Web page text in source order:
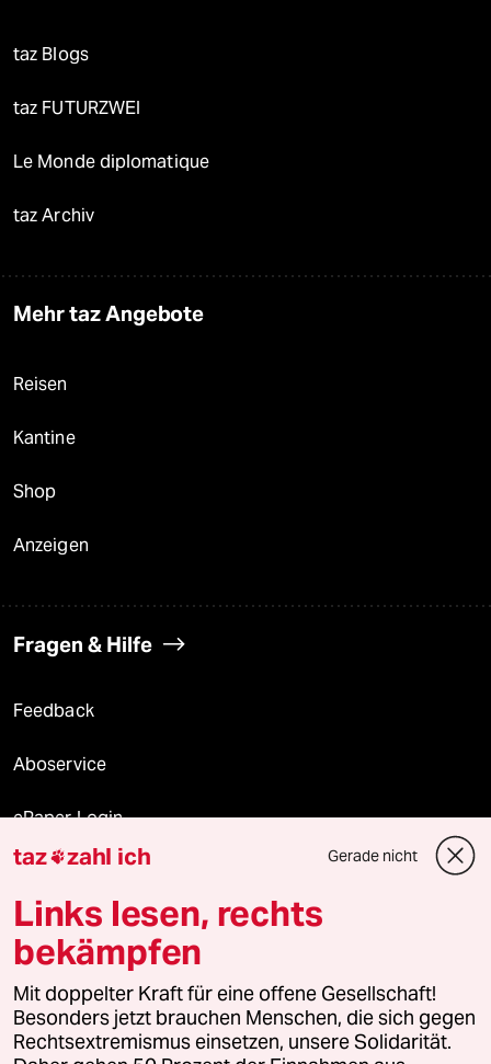
taz Blogs
taz FUTURZWEI
Le Monde diplomatique
taz Archiv
Mehr taz Angebote
Reisen
Kantine
Shop
Anzeigen
Fragen & Hilfe
Feedback
Aboservice
ePaper Login
Downloads für Abonnierende
© 2026 taz Verlags und Vertriebs GmbH
Alle Rechte vorbehalten. Bei rechtlichen Fragen oder für Genehmigungen
wenden Sie sich bitte an lizenzen@taz.de
taz zahl ich Gerade nicht
Links lesen, rechts
bekämpfen
Mit doppelter Kraft für eine offene Gesellschaft!
Besonders jetzt brauchen Menschen, die sich gegen
Rechtsextremismus einsetzen, unsere Solidarität.